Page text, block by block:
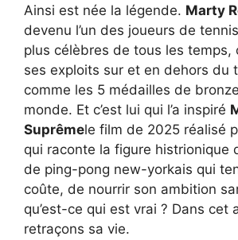
Ainsi est née la légende. Marty
devenu l’un des joueurs de
plus célèbres de tous les temps,
ses exploits sur et en dehors du
comme les 5 médailles de
monde. Et c’est lui qui l’a inspiré
Suprêmele film de 2025 réalisé
qui raconte la figure histrionique
de ping-pong new-yorkais qui
coûte, de nourrir son ambition
qu’est-ce qui est vrai ? Dans cet
retraçons sa vie.